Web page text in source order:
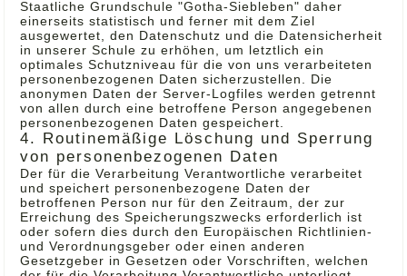
Staatliche Grundschule "Gotha-Siebleben" daher
einerseits statistisch und ferner mit dem Ziel
ausgewertet, den Datenschutz und die Datensicherheit
in unserer Schule zu erhöhen, um letztlich ein
optimales Schutzniveau für die von uns verarbeiteten
personenbezogenen Daten sicherzustellen. Die
anonymen Daten der Server-Logfiles werden getrennt
von allen durch eine betroffene Person angegebenen
personenbezogenen Daten gespeichert.
4. Routinemäßige Löschung und Sperrung
von personenbezogenen Daten
Der für die Verarbeitung Verantwortliche verarbeitet
und speichert personenbezogene Daten der
betroffenen Person nur für den Zeitraum, der zur
Erreichung des Speicherungszwecks erforderlich ist
oder sofern dies durch den Europäischen Richtlinien-
und Verordnungsgeber oder einen anderen
Gesetzgeber in Gesetzen oder Vorschriften, welchen